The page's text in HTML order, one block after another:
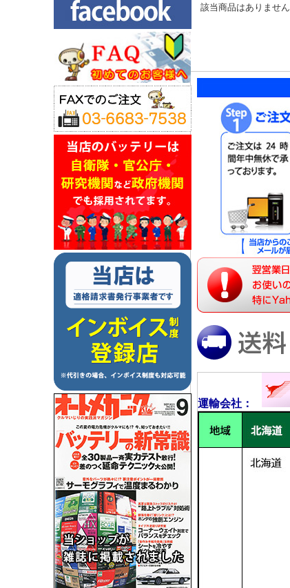
該当商品はありません
運輸会社：